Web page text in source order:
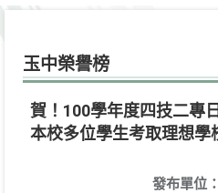
玉中榮譽榜
賀！100學年度四技二專
本校多位學生考取理想學
發布單位：